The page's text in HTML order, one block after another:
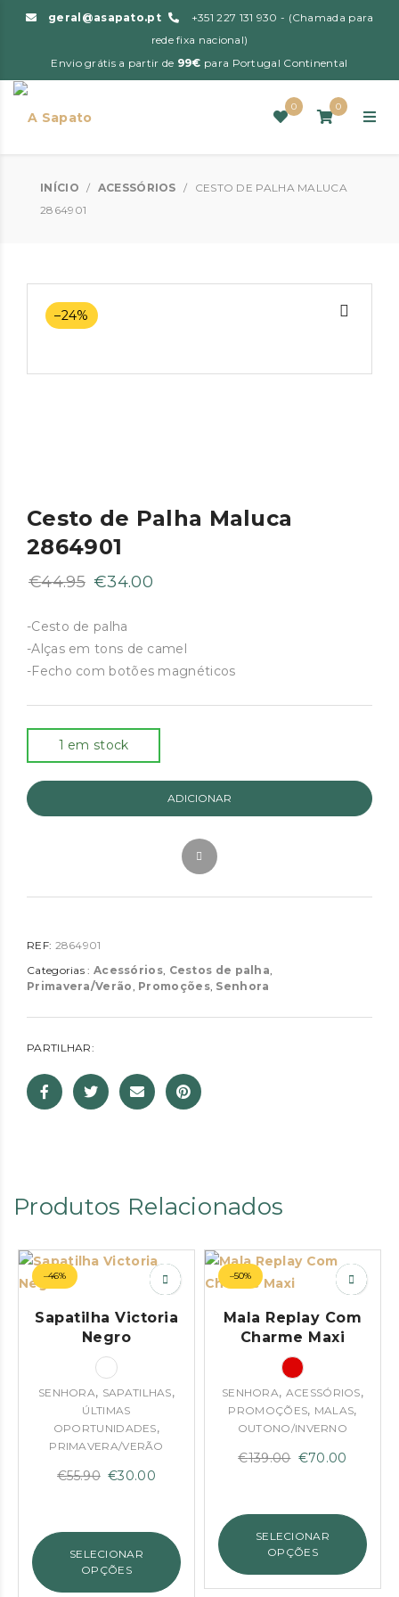
geral@asapato.pt
+351 227 131 930 - (Chamada para
rede fixa nacional)
Envio grátis a partir de 99€ para Portugal Continental
0 0
INÍCIO / ACESSÓRIOS /
CESTO DE PALHA MALUCA
2864901
–24%
Cesto de Palha Maluca
2864901
€44.95 O
original
era:
€44.95.
€34.00
é:
€34.00.
-Cesto de palha
-Alças em tons de camel
-Fecho com botões magnéticos
1 em stock
ADICIONAR
REF: 2864901
Categorias : Acessórios, Cestos de palha,
Primavera/Verão, Promoções, Senhora
PARTILHAR:
Produtos Relacionados
–46%
Sapatilha Victoria
Negro
SENHORA, SAPATILHAS,
ÚLTIMAS
OPORTUNIDADES,
PRIMAVERA/VERÃO
€55.90 O
€55.90.
€30.00
é:
€30.00.
SELECIONAR
OPÇÕES
–50%
Mala Replay Com
Charme Maxi
SENHORA, ACESSÓRIOS,
PROMOÇÕES, MALAS,
OUTONO/INVERNO
€139.00 O
€139.00.
€70.00
é:
€70.00.
SELECIONAR
OPÇÕES